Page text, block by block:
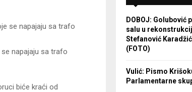
se napajaju sa trafo
napajaju sa trafo
biće kraći od
DOBOJ:
salu u
Stefanović
(FOTO)
Vulić: Pismo
Parlamentarne